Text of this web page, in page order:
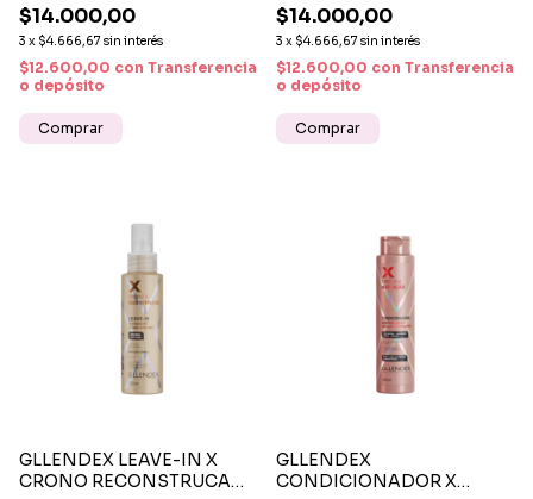
$14.000,00
3 x $4.666,67 sin interés
$12.600,00 con Transferencia
o depósito
$14.000,00
3 x $4.666,67 sin interés
$12.600,00 con Transferencia
o depósito
GLLENDEX LEAVE-IN X
CRONO RECONSTRUCAO
GLLENDEX
CONDICIONADOR X